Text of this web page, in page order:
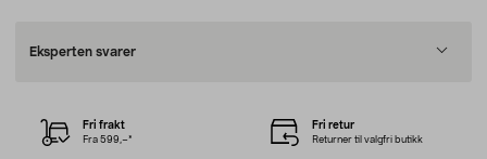
Eksperten svarer
Fri frakt
Fra 599,–*
Fri retur
Returner til valgfri butikk